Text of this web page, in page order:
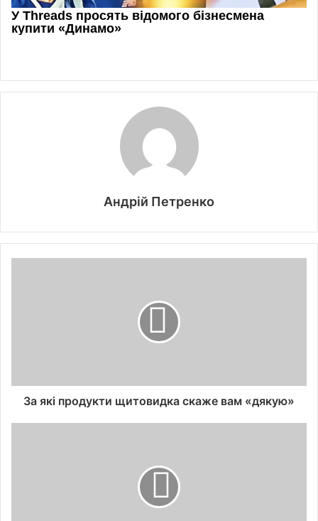
Андрій Петренко
За які продукти щитовидка скаже вам «дякую»